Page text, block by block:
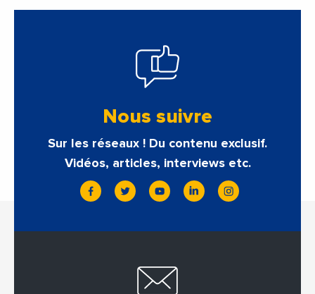
Nous suivre
Sur les réseaux ! Du contenu exclusif.
Vidéos, articles, interviews etc.